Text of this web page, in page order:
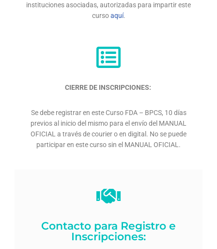
instituciones asociadas, autorizadas para impartir este
cursoaquí.
CIERRE DE INSCRIPCIONES:
Se debe registrar en este Curso FDA – BPCS, 10 días
previos al inicio del mismo para el envío del MANUAL
OFICIAL a través de courier o en digital. No se puede
participar en este curso sin el MANUAL OFICIAL.
Contacto para Registro e
Inscripciones: